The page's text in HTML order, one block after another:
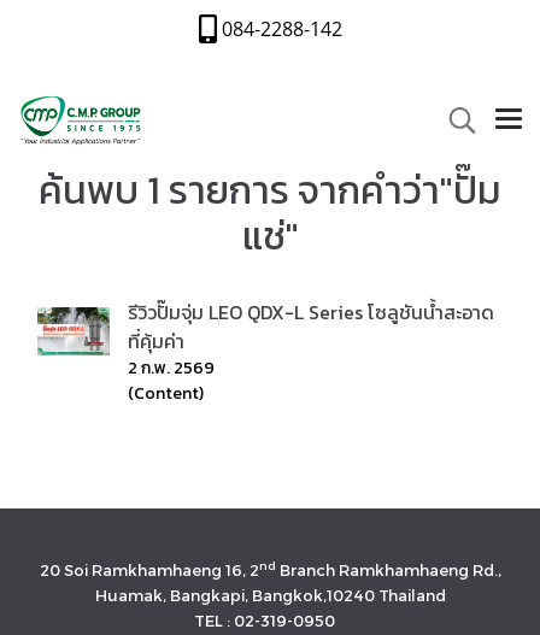
084-2288-142
ค้นพบ 1 รายการ จากคำว่า"ปั๊ม
แช่"
รีวิวปั๊มจุ่ม LEO QDX-L Series โซลูชันน้ำสะอาด
ที่คุ้มค่า
2 ก.พ. 2569
(Content)
20 Soi Ramkhamhaeng 16, 2nd Branch Ramkhamhaeng Rd.,
Huamak, Bangkapi, Bangkok,10240 Thailand
TEL : 02-319-0950